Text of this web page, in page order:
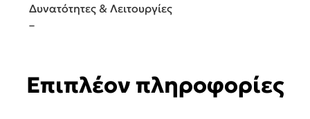
Δυνατότητες & Λειτουργίες
–
Επιπλέον πληροφορίες